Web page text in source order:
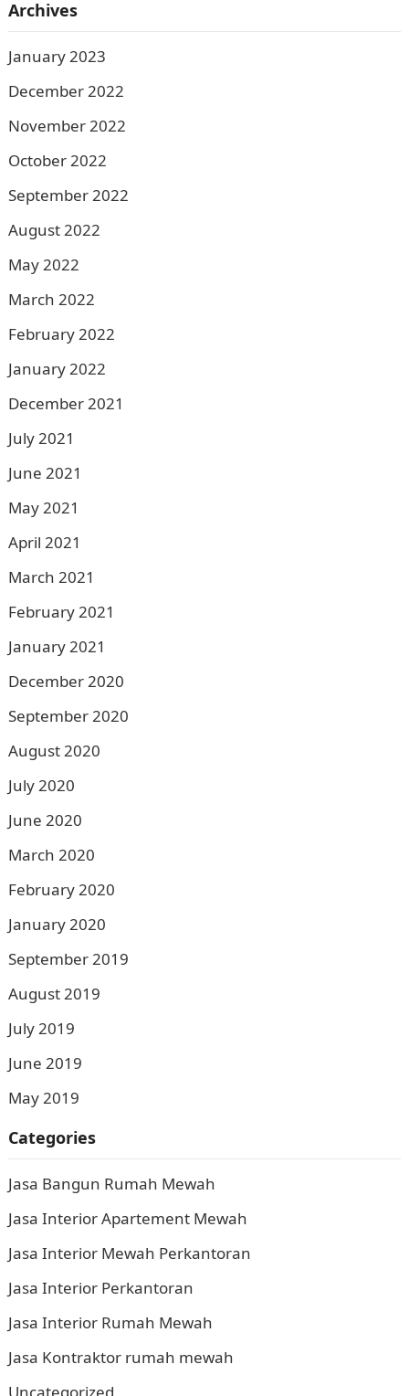
Archives
January 2023
December 2022
November 2022
October 2022
September 2022
August 2022
May 2022
March 2022
February 2022
January 2022
December 2021
July 2021
June 2021
May 2021
April 2021
March 2021
February 2021
January 2021
December 2020
September 2020
August 2020
July 2020
June 2020
March 2020
February 2020
January 2020
September 2019
August 2019
July 2019
June 2019
May 2019
Categories
Jasa Bangun Rumah Mewah
Jasa Interior Apartement Mewah
Jasa Interior Mewah Perkantoran
Jasa Interior Perkantoran
Jasa Interior Rumah Mewah
Jasa Kontraktor rumah mewah
Uncategorized